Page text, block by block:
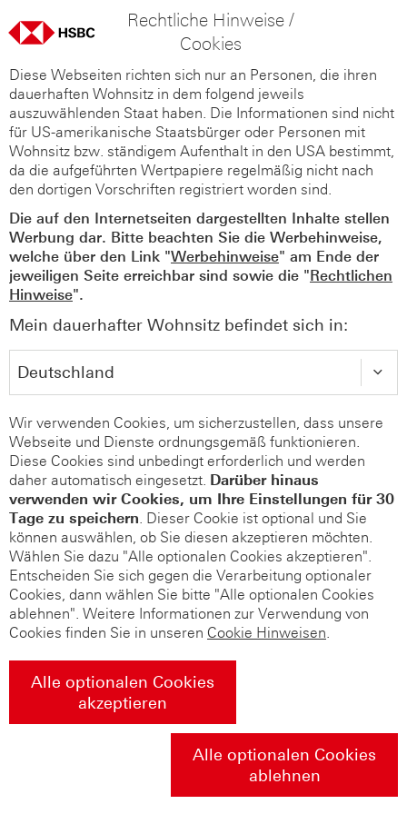
Rechtliche Hinweise /
Cookies
Diese Webseiten richten sich nur an Personen, die ihren
dauerhaften Wohnsitz in dem folgend jeweils
auszuwählenden Staat haben. Die Informationen sind nicht
für US-amerikanische Staatsbürger oder Personen mit
Wohnsitz bzw. ständigem Aufenthalt in den USA bestimmt,
da die aufgeführten Wertpapiere regelmäßig nicht nach
den dortigen Vorschriften registriert worden sind.
Die auf den Internetseiten dargestellten Inhalte stellen
Werbung dar. Bitte beachten Sie die Werbehinweise,
welche über den Link "Werbehinweise" am Ende der
jeweiligen Seite erreichbar sind sowie die "Rechtlichen
Hinweise".
Mein dauerhafter Wohnsitz befindet sich in:
Wir verwenden Cookies, um sicherzustellen, dass unsere
Webseite und Dienste ordnungsgemäß funktionieren.
Diese Cookies sind unbedingt erforderlich und werden
daher automatisch eingesetzt. Darüber hinaus
verwenden wir Cookies, um Ihre Einstellungen für 30
Tage zu speichern. Dieser Cookie ist optional und Sie
können auswählen, ob Sie diesen akzeptieren möchten.
Wählen Sie dazu "Alle optionalen Cookies akzeptieren".
Entscheiden Sie sich gegen die Verarbeitung optionaler
Cookies, dann wählen Sie bitte "Alle optionalen Cookies
ablehnen". Weitere Informationen zur Verwendung von
Cookies finden Sie in unseren Cookie Hinweisen.
Alle optionalen Cookies
akzeptieren
Alle optionalen Cookies
ablehnen